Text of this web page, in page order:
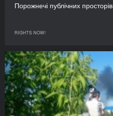
Порожнечі публічних просторів
RIGHTS NOW!